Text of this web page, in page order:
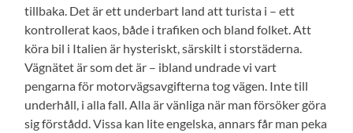
tillbaka. Det är ett underbart land att turista i – ett
kontrollerat kaos, både i trafiken och bland folket. Att
köra bil i Italien är hysteriskt, särskilt i storstäderna.
Vägnätet är som det är – ibland undrade vi vart
pengarna för motorvägsavgifterna tog vägen. Inte till
underhåll, i alla fall. Alla är vänliga när man försöker göra
sig förstådd. Vissa kan lite engelska, annars får man peka